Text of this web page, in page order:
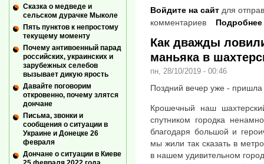
Войдите на сайт для
комментариев
Подробнее
Как дважды
маньяка в
пн, 28/10/2019 - 00:46
Поздний вечер уже - пришла
Крошечный наш
спутником городка
благодаря большой и
мы жили так сказать в
в нашем удивительном
Сказка о медведе и
сельском дурачке Мыколе
Пять пунктов к непростому
текущему моменту
Почему антивоенный парад
российских, украинских и
зарубежных селебов
вызывает дикую ярость
Давайте поговорим
откровенно, почему злятся
дончане
Письма, звонки и
сообщения о ситуации в
Украине и Донецке 26
февраля
Дончане о ситуации в Киеве